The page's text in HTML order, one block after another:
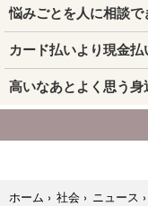
ホーム › 社会 › ニュース ›